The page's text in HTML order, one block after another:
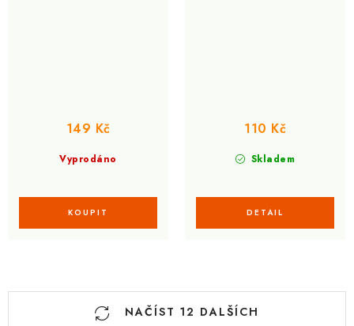
Vyprodáno
149 Kč
Skladem
110 Kč
NAČÍST 12 DALŠÍCH